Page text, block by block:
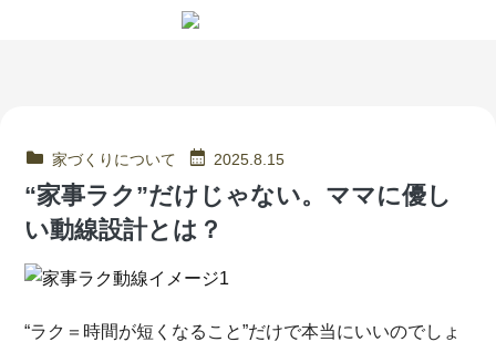
家づくりについて 2025.8.15
“家事ラク”だけじゃない。ママに優し
い動線設計とは？
“ラク＝時間が短くなること”だけで本当にいいのでしょ